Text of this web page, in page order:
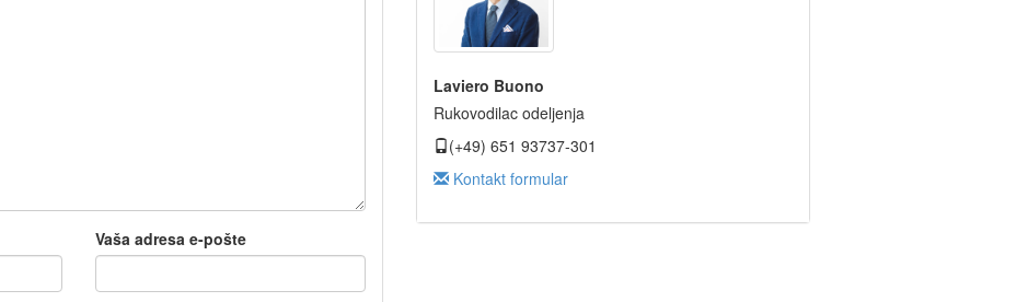
Vaša adresa e-pošte
Laviero Buono
Rukovodilac odeljenja
(+49) 651 93737-301
Kontakt formular